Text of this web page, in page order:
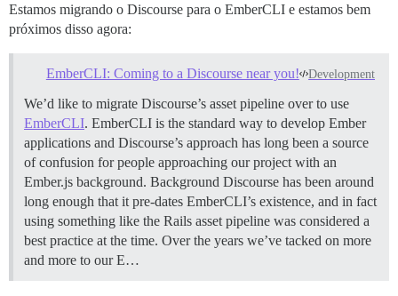
Estamos migrando o Discourse para o EmberCLI e estamos bem
próximos disso agora:
EmberCLI: Coming to a Discourse near you! Development
We’d like to migrate Discourse’s asset pipeline over to use
EmberCLI. EmberCLI is the standard way to develop Ember
applications and Discourse’s approach has long been a source
of confusion for people approaching our project with an
Ember.js background. Background Discourse has been around
long enough that it pre-dates EmberCLI’s existence, and in fact
using something like the Rails asset pipeline was considered a
best practice at the time. Over the years we’ve tacked on more
and more to our E…